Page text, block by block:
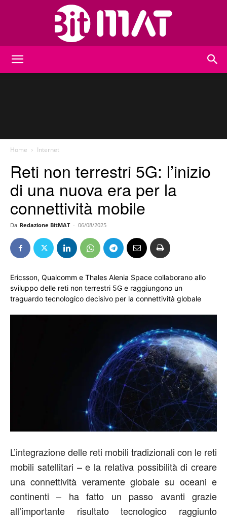
Home Internet
Reti non terrestri 5G: l’inizio
di una nuova era per la
connettività mobile
Da Redazione BitMAT - 06/08/2025
Ericsson, Qualcomm e Thales Alenia Space collaborano allo
sviluppo delle reti non terrestri 5G e raggiungono un
traguardo tecnologico decisivo per la connettività globale
L’integrazione delle reti mobili tradizionali con le reti
mobili satellitari – e la relativa possibilità di creare
una connettività veramente globale su oceani e
continenti – ha fatto un passo avanti grazie
all’importante risultato tecnologico raggiunto